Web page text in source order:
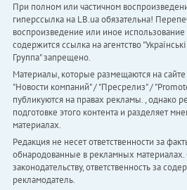
При полном или частичном
гиперссылка на LB.ua обязательна!
воспроизведение или иное
содержится ссылка на агентство
Группа" запрещено.
Материалы, которые размещаются на
"Новости компаний" / "Пресрелиз" /
публикуются на правах рекламы. , однако
подготовке этого контента и разделяет
материалах.
Редакция не несет ответственности за
обнародованные в рекламных материалах.
законодательству, ответственность за
рекламодатель.